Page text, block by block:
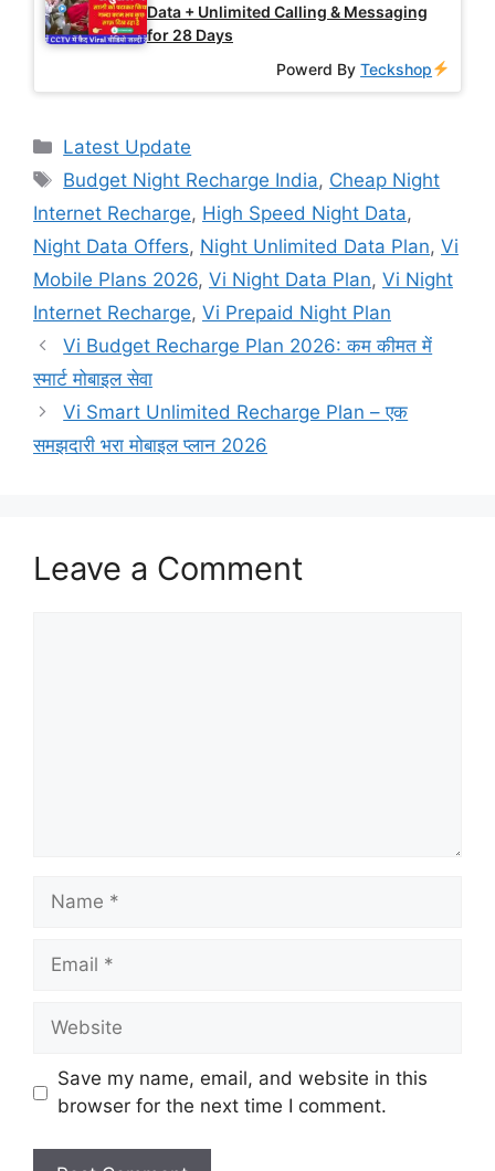
Data + Unlimited Calling & Messaging
for 28 Days
Powerd ByTeckshop
Categories
Latest Update
Tags
Budget Night Recharge India, Cheap Night
Internet Recharge, High Speed Night Data,
Night Data Offers, Night Unlimited Data Plan, Vi
Mobile Plans 2026, Vi Night Data Plan, Vi Night
Internet Recharge, Vi Prepaid Night Plan
Vi Budget Recharge Plan 2026: कम कीमत में
स्मार्ट मोबाइल सेवा
Vi Smart Unlimited Recharge Plan – एक
समझदारी भरा मोबाइल प्लान 2026
Leave a Comment
Name
Email
Website
Save my name, email, and website in this
browser for the next time I comment.